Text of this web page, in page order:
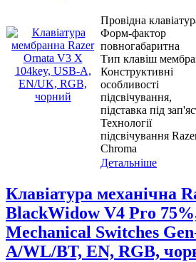
Провідна
Форм-фактор
повногабаритна
Тип клавіш
Конструктивні
особливості
підсвічування,
підставка під
Технології
підсвічування
Chroma
Детальніше
Клавіатура механічна
BlackWidow V4 Pro
Mechanical Switches
A/WL/BT, EN, RGB,